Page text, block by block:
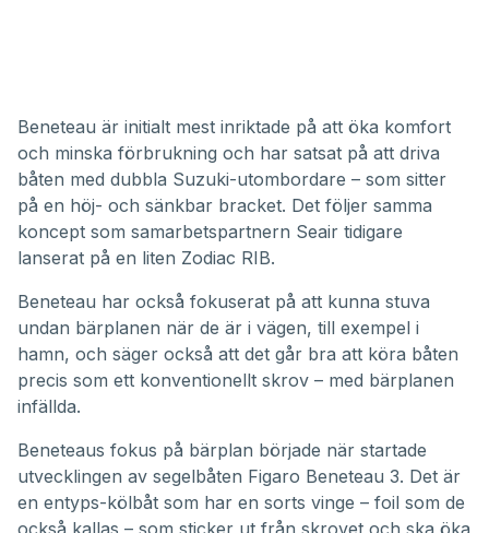
Beneteau är initialt mest inriktade på att öka komfort
och minska förbrukning och har satsat på att driva
båten med dubbla Suzuki-utombordare – som sitter
på en höj- och sänkbar bracket. Det följer samma
koncept som samarbetspartnern Seair tidigare
lanserat på en liten Zodiac RIB.
Beneteau har också fokuserat på att kunna stuva
undan bärplanen när de är i vägen, till exempel i
hamn, och säger också att det går bra att köra båten
precis som ett konventionellt skrov – med bärplanen
infällda.
Beneteaus fokus på bärplan började när startade
utvecklingen av segelbåten Figaro Beneteau 3. Det är
en entyps-kölbåt som har en sorts vinge – foil som de
också kallas – som sticker ut från skrovet och ska öka